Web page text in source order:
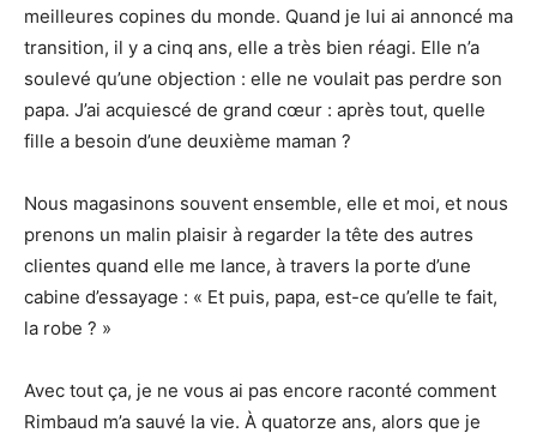
meilleures copines du monde. Quand je lui ai annoncé ma
transition, il y a cinq ans, elle a très bien réagi. Elle n’a
soulevé qu’une objection : elle ne voulait pas perdre son
papa. J’ai acquiescé de grand cœur : après tout, quelle
fille a besoin d’une deuxième maman ?
Nous magasinons souvent ensemble, elle et moi, et nous
prenons un malin plaisir à regarder la tête des autres
clientes quand elle me lance, à travers la porte d’une
cabine d’essayage : « Et puis, papa, est-ce qu’elle te fait,
la robe ? »
Avec tout ça, je ne vous ai pas encore raconté comment
Rimbaud m’a sauvé la vie. À quatorze ans, alors que je